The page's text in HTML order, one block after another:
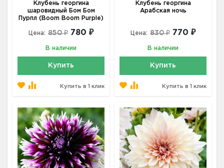
Клубень георгина
шаровидный Бом Бом
Пурпл (Boom Boom Purple)
Цена: 850 ₽ 780 ₽
В наличии
Купить
Купить в 1 клик
Клубень георгина
Арабская ночь
Цена: 830 ₽ 770 ₽
В наличии
Купить
Купить в 1 клик